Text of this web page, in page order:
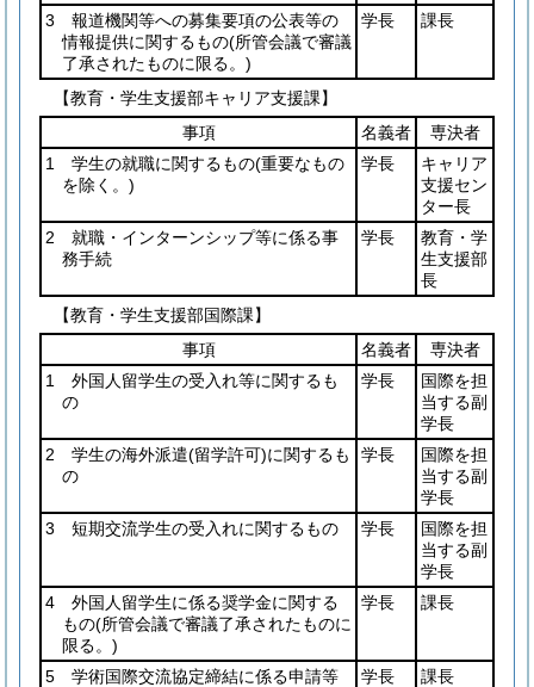
3 報道機関等への募集要項の公表等の
情報提供に関するもの(所管会議で審議
了承されたものに限る。)
学長 課長
【教育・学生支援部キャリア支援課】
事項
名義者
専決者
1 学生の就職に関するもの(重要なもの
を除く。)
学長
キャリア
支援セン
ター長
2 就職・インターンシップ等に係る事
務手続
学長
教育・学
生支援部
長
【教育・学生支援部国際課】
事項
名義者
専決者
1 外国人留学生の受入れ等に関するも
の
学長
国際を担
当する副
学長
2 学生の海外派遣(留学許可)に関するも
の
学長
国際を担
当する副
学長
3 短期交流学生の受入れに関するもの
学長
国際を担
当する副
学長
4 外国人留学生に係る奨学金に関する
もの(所管会議で審議了承されたものに
限る。)
学長 課長
5 学術国際交流協定締結に係る申請等
学長 課長